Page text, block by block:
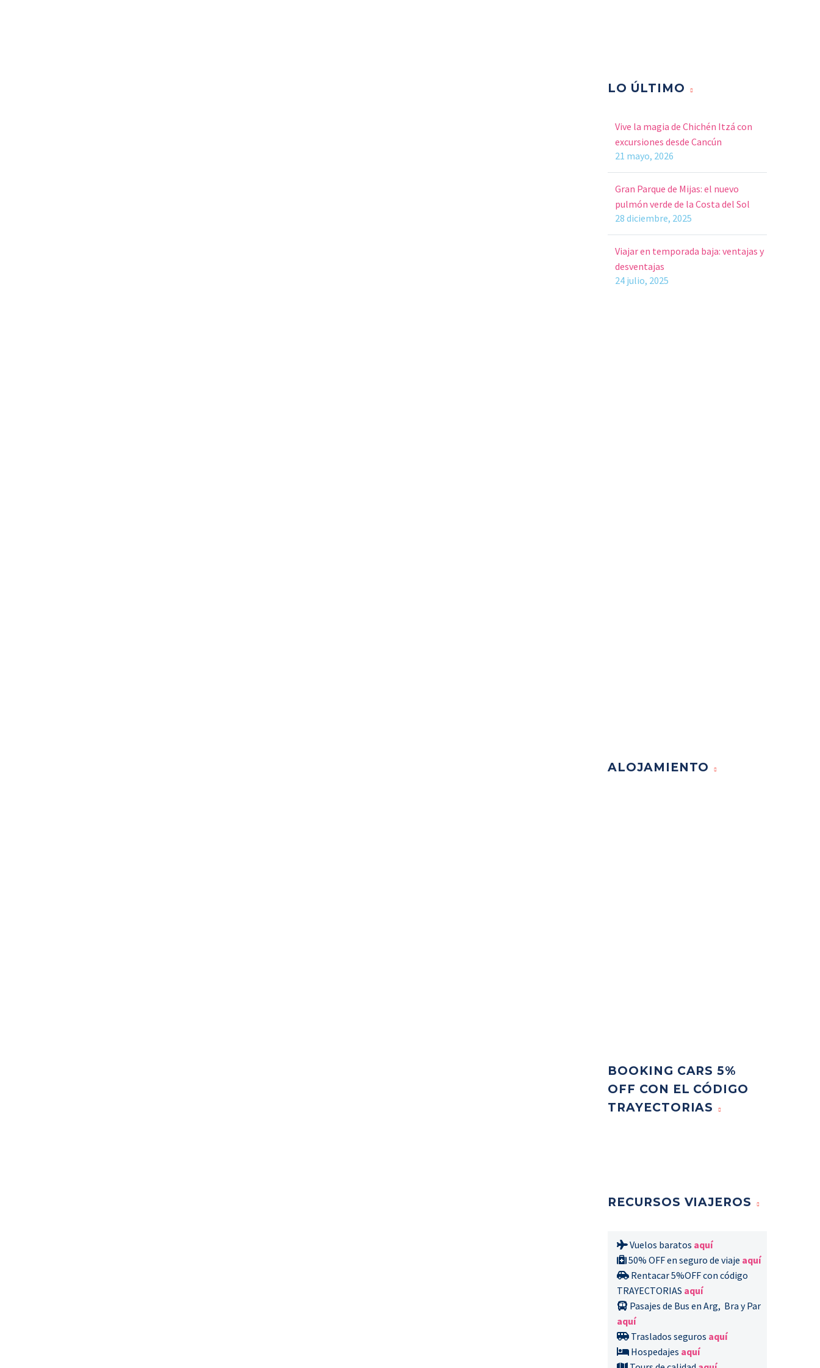
LO ÚLTIMO
Vive la magia de Chichén Itzá con
excursiones desde Cancún
21 mayo, 2026
Gran Parque de Mijas: el nuevo
pulmón verde de la Costa del Sol
28 diciembre, 2025
Viajar en temporada baja: ventajas y
desventajas
24 julio, 2025
ALOJAMIENTO
BOOKING CARS 5%
OFF CON EL CÓDIGO
TRAYECTORIAS
RECURSOS VIAJEROS
Vuelos baratos aquí
50% OFF en seguro de viaje aquí
Rentacar 5%OFF con código
TRAYECTORIAS aquí
Pasajes de Bus en Arg, Bra y Par
aquí
Traslados seguros aquí
Hospedajes aquí